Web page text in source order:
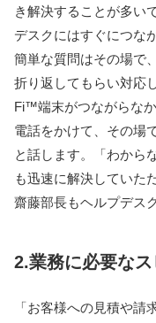
き解決することが多い
デスクにはすぐにつな
簡単な質問はその場で
折り返してもらい対応
Fi™端末がつながらな
電話をかけて、その場
と話します。「わから
も迅速に解決していた
齋藤部長もヘルプデス
2.業務に必要な
「お客様への見積や請